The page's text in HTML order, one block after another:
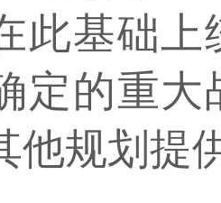
此基础
定的重
他规划提